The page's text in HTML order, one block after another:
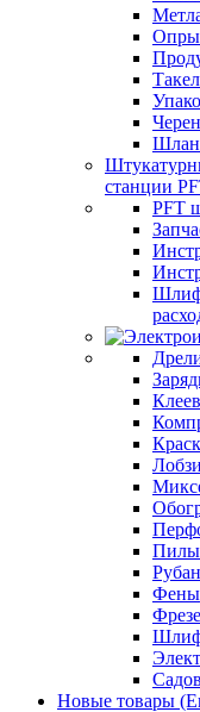
станции
PFT
Пилы
Фены
Новые товары